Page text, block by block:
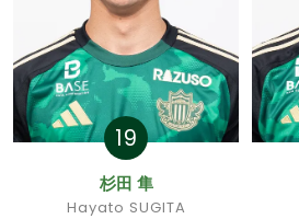
19
杉田 隼
Hayato SUGITA